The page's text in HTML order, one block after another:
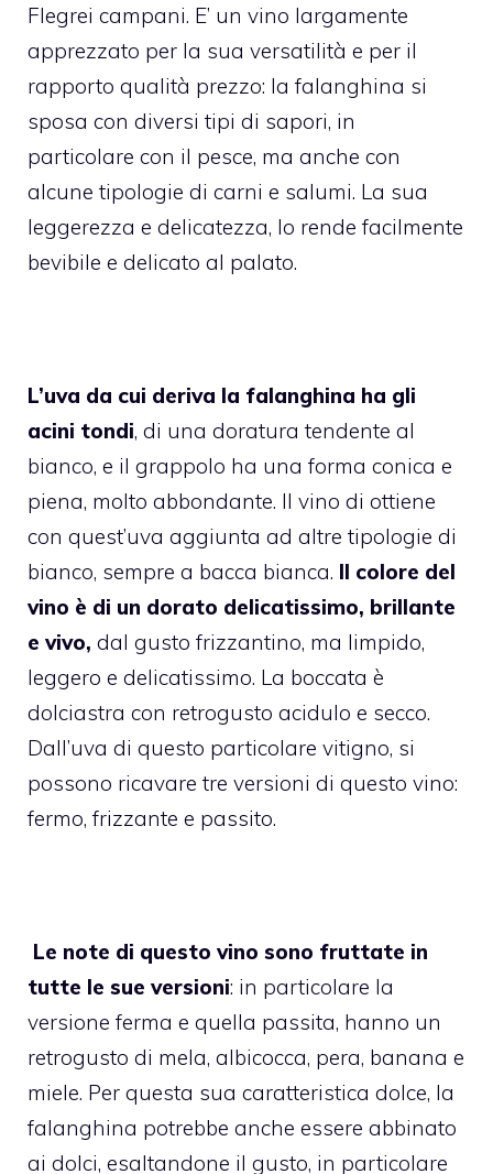
Flegrei campani. E’ un vino largamente
apprezzato per la sua versatilità e per il
rapporto qualità prezzo: la falanghina si
sposa con diversi tipi di sapori, in
particolare con il pesce, ma anche con
alcune tipologie di carni e salumi. La sua
leggerezza e delicatezza, lo rende facilmente
bevibile e delicato al palato.
L’uva da cui deriva la falanghina ha gli
acini tondi, di una doratura tendente al
bianco, e il grappolo ha una forma conica e
piena, molto abbondante. Il vino di ottiene
con quest’uva aggiunta ad altre tipologie di
bianco, sempre a bacca bianca. Il colore del
vino è di un dorato delicatissimo, brillante
e vivo, dal gusto frizzantino, ma limpido,
leggero e delicatissimo. La boccata è
dolciastra con retrogusto acidulo e secco.
Dall’uva di questo particolare vitigno, si
possono ricavare tre versioni di questo vino:
fermo, frizzante e passito.
Le note di questo vino sono fruttate in
tutte le sue versioni: in particolare la
versione ferma e quella passita, hanno un
retrogusto di mela, albicocca, pera, banana e
miele. Per questa sua caratteristica dolce, la
falanghina potrebbe anche essere abbinato
ai dolci, esaltandone il gusto, in particolare